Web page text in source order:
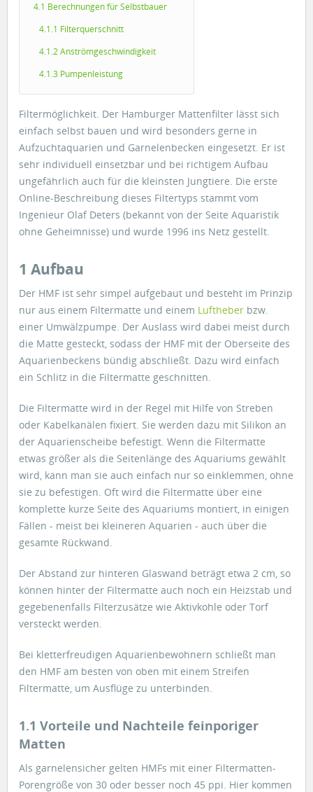
4.1 Berechnungen für Selbstbauer
4.1.1 Filterquerschnitt
4.1.2 Anströmgeschwindigkeit
4.1.3 Pumpenleistung
Filtermöglichkeit. Der Hamburger Mattenfilter lässt sich
einfach selbst bauen und wird besonders gerne in
Aufzuchtaquarien und Garnelenbecken eingesetzt. Er ist
sehr individuell einsetzbar und bei richtigem Aufbau
ungefährlich auch für die kleinsten Jungtiere. Die erste
Online-Beschreibung dieses Filtertyps stammt vom
Ingenieur Olaf Deters (bekannt von der Seite Aquaristik
ohne Geheimnisse) und wurde 1996 ins Netz gestellt.
1 Aufbau
Der HMF ist sehr simpel aufgebaut und besteht im Prinzip
nur aus einem Filtermatte und einem Luftheber bzw.
einer Umwälzpumpe. Der Auslass wird dabei meist durch
die Matte gesteckt, sodass der HMF mit der Oberseite des
Aquarienbeckens bündig abschließt. Dazu wird einfach
ein Schlitz in die Filtermatte geschnitten.
Die Filtermatte wird in der Regel mit Hilfe von Streben
oder Kabelkanälen fixiert. Sie werden dazu mit Silikon an
der Aquarienscheibe befestigt. Wenn die Filtermatte
etwas größer als die Seitenlänge des Aquariums gewählt
wird, kann man sie auch einfach nur so einklemmen, ohne
sie zu befestigen. Oft wird die Filtermatte über eine
komplette kurze Seite des Aquariums montiert, in einigen
Fällen - meist bei kleineren Aquarien - auch über die
gesamte Rückwand.
Der Abstand zur hinteren Glaswand beträgt etwa 2 cm, so
können hinter der Filtermatte auch noch ein Heizstab und
gegebenenfalls Filterzusätze wie Aktivkohle oder Torf
versteckt werden.
Bei kletterfreudigen Aquarienbewohnern schließt man
den HMF am besten von oben mit einem Streifen
Filtermatte, um Ausflüge zu unterbinden.
1.1 Vorteile und Nachteile feinporiger
Matten
Als garnelensicher gelten HMFs mit einer Filtermatten-
Porengröße von 30 oder besser noch 45 ppi. Hier kommen